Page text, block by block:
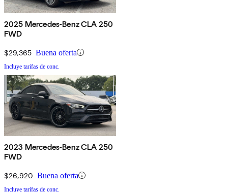
2025 Mercedes-Benz CLA 250
FWD
$29,365 Buena oferta
Incluye tarifas de conc.
2023 Mercedes-Benz CLA 250
FWD
$26,920 Buena oferta
Incluye tarifas de conc.